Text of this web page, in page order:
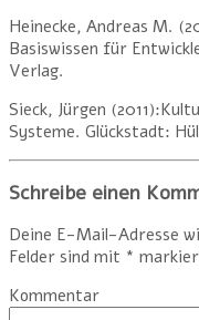
Heinecke, Andreas M.
Basiswissen für
Verlag.
Sieck, Jürgen
Systeme. Glückstadt:
Schreibe einen
Deine E-Mail-Adresse
Felder sind mit *
Kommentar